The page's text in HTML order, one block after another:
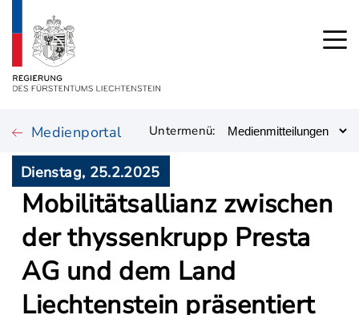
Medienportal Untermenü:
Dienstag, 25.2.2025
Mobilitätsallianz zwischen
der thyssenkrupp Presta
AG und dem Land
Liechtenstein präsentiert